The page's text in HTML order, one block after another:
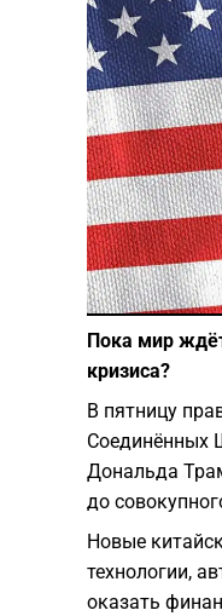
Пока мир
кризиса?
В пятницу
Соединённых
Дональда
до
Новые
технологии,
оказать